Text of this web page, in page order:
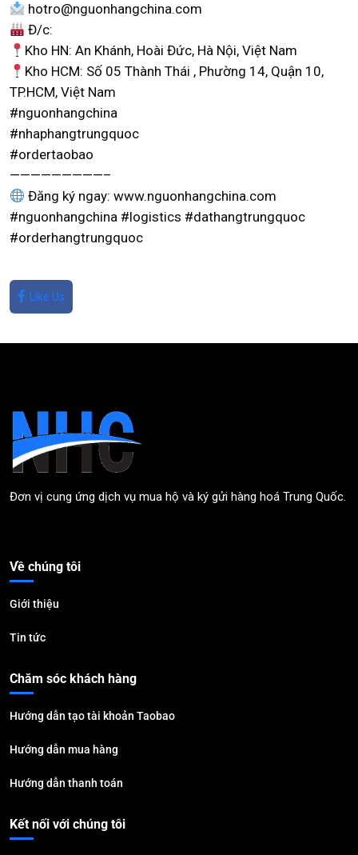
hotro@nguonhangchina.com
Đ/c:
Kho HN: An Khánh, Hoài Đức, Hà Nội, Việt Nam
Kho HCM: Số 05 Thành Thái , Phường 14, Quận 10,
TP.HCM, Việt Nam
#nguonhangchina
#nhaphangtrungquoc
#ordertaobao
—————————–
Đăng ký ngay: www.nguonhangchina.com
#nguonhangchina #logistics #dathangtrungquoc
#orderhangtrungquoc
Like Us
Đơn vị cung ứng dịch vụ mua hộ và ký gửi hàng hoá Trung Quốc.
Về chúng tôi
Giới thiệu
Tin tức
Chăm sóc khách hàng
Hướng dẫn tạo tài khoản Taobao
Hướng dẫn mua hàng
Hướng dẫn thanh toán
Kết nối với chúng tôi